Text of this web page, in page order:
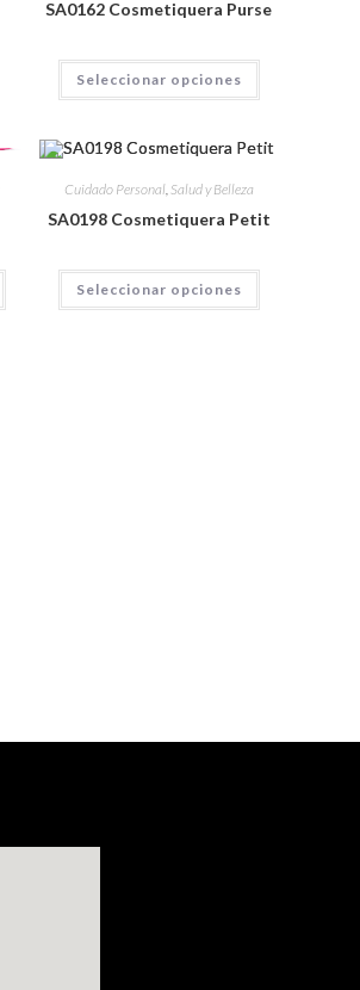
SA0162 Cosmetiquera Purse
Seleccionar opciones
Cuidado Personal, Salud y Belleza
SA0198 Cosmetiquera Petit
Seleccionar opciones